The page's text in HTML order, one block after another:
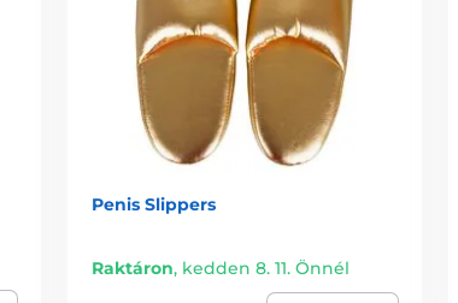
Penis Slippers
Raktáron, kedden 8. 11. Önnél